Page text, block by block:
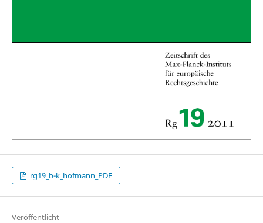
rg19_b-k_hofmann_PDF
Veröffentlicht